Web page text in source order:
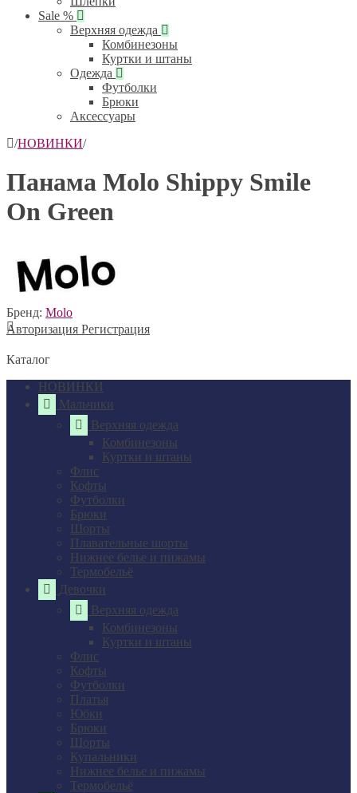
Sale %
Верхняя одежда
Комбинезоны
Куртки и штаны
Одежда
Футболки
Брюки
Аксессуары
/НОВИНКИ/
Панама Molo Shippy Smile
On Green
Бренд: Molo
Авторизация Регистрация
Каталог
НОВИНКИ
Мальчики
Верхняя одежда
Комбинезоны
Куртки и штаны
Флис
Кофты
Футболки
Брюки
Шорты
Плавательные шорты
Нижнее белье и пижамы
Термобельё
Девочки
Верхняя одежда
Комбинезоны
Куртки и штаны
Флис
Кофты
Футболки
Платья
Юбки
Брюки
Шорты
Купальники
Нижнее белье и пижамы
Термобельё